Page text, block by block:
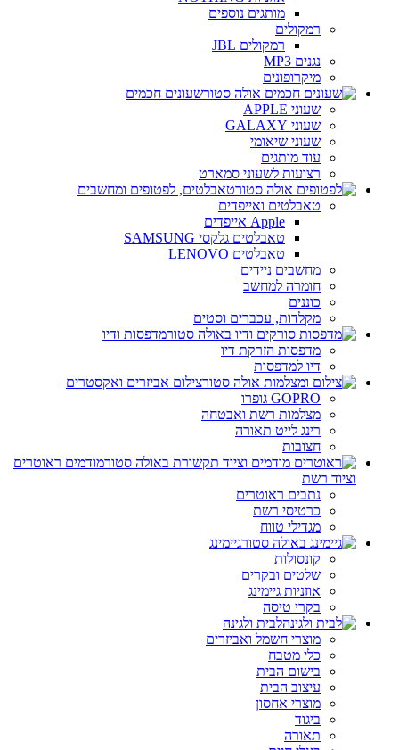
מותגים נוספים
רמקולים
רמקולים JBL
נגנים MP3
מיקרופונים
שעונים חכמים
שעוני APPLE
שעוני GALAXY
שעוני שיאומי
עוד מותגים
רצועות לשעוני סמארט
טאבלטים, לפטופים ומחשבים
טאבלטים ואייפדים
Apple אייפדים
טאבלטים גלקסי SAMSUNG
טאבלטים LENOVO
מחשבים ניידים
חומרה למחשב
כוננים
מקלדות, עכברים וסטים
מדפסות ודיו
מדפסות הזרקת דיו
דיו למדפסות
צילום אביזרים ואקסטרים
GOPRO גופרו
מצלמות רשת ואבטחה
רינג לייט תאורה
חצובות
מודמים ראוטרים
וציוד רשת
נתבים ראוטרים
כרטיסי רשת
מגדילי טווח
גיימינג
קונסולות
שלטים ובקרים
אוזניות גיימינג
בקרי טיסה
לבית ולגינה
מוצרי חשמל ואביזרים
כלי מטבח
בישום הבית
עיצוב הבית
מוצרי אחסון
ביגוד
תאורה